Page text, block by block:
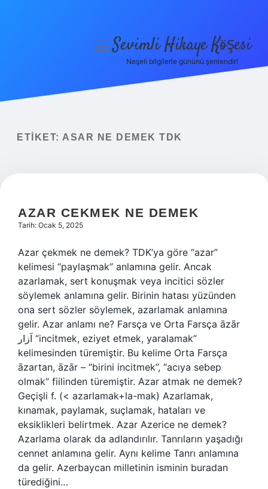
Yasal Uyarı
menüyüSevimli Hikaye Köşesi
Neşeli bilgilerle gününü şenlendir!
ETIKET: ASAR NE DEMEK TDK
AZAR CEKMEK NE DEMEK
Tarih: Ocak 5, 2025
Azar çekmek ne demek? TDK’ya göre “azar”
kelimesi “paylaşmak” anlamına gelir. Ancak
azarlamak, sert konuşmak veya incitici sözler
söylemek anlamına gelir. Birinin hatası yüzünden
ona sert sözler söylemek, azarlamak anlamına
gelir. Azar anlamı ne? Farsça ve Orta Farsça āzār
آزار “incitmek, eziyet etmek, yaralamak”
kelimesinden türemiştir. Bu kelime Orta Farsça
āzartan, āzār – “birini incitmek”, “acıya sebep
olmak” fiilinden türemiştir. Azar atmak ne demek?
Geçişli f. (< azarlamak+la-mak) Azarlamak,
kınamak, paylamak, suçlamak, hataları ve
eksiklikleri belirtmek. Azar Azerice ne demek?
Azarlama olarak da adlandırılır. Tanrıların yaşadığı
cennet anlamına gelir. Aynı kelime Tanrı anlamına
da gelir. Azerbaycan milletinin isminin buradan
türediğini…